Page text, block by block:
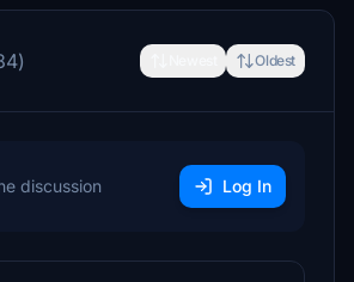
Oldest
discussion Log In